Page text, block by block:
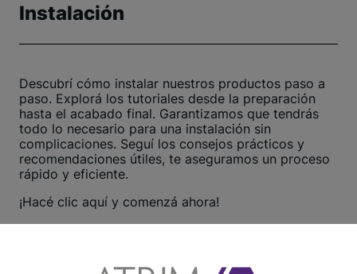
Instalación
Descubrí cómo instalar nuestros productos paso a
paso. Explorá los tutoriales desde la preparación
hasta el acabado final. Garantizamos que tendrás
todo lo necesario para una instalación sin
complicaciones. Seguí los consejos prácticos y
recomendaciones útiles, te aseguramos un proceso
rápido y eficiente.
¡Hacé clic aquí y comenzá ahora!